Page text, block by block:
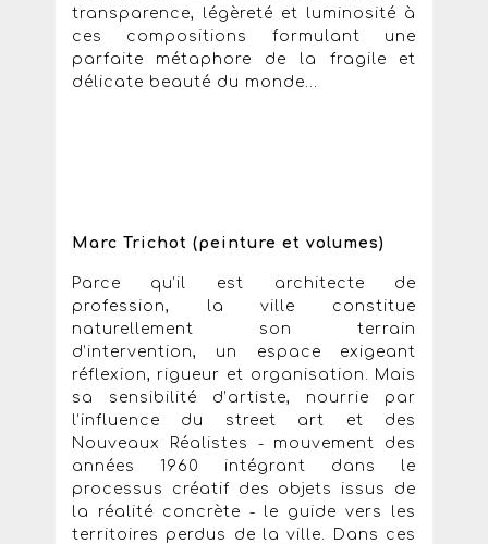
transparence, légèreté et luminosité à
ces compositions formulant une
parfaite métaphore de la fragile et
délicate beauté du monde...
Marc Trichot (peinture et volumes)
Parce qu’il est architecte de
profession, la ville constitue
naturellement son terrain
d’intervention, un espace exigeant
réflexion, rigueur et organisation. Mais
sa sensibilité d’artiste, nourrie par
l’influence du street art et des
Nouveaux Réalistes - mouvement des
années 1960 intégrant dans le
processus créatif des objets issus de
la réalité concrète - le guide vers les
territoires perdus de la ville. Dans ces